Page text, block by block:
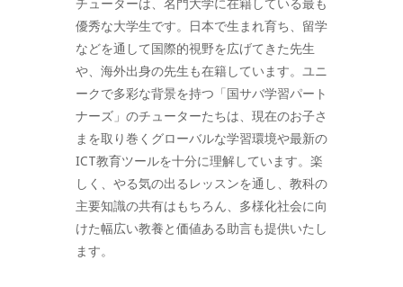
優秀な大学生です。日本で生まれ育ち、留学
などを通して国際的視野を広げてきた先生
や、海外出身の先生も在籍しています。ユニ
ークで多彩な背景を持つ「国サバ学習パート
ナーズ」のチューターたちは、現在のお子さ
まを取り巻くグローバルな学習環境や最新の
ICT教育ツールを十分に理解しています。楽
しく、やる気の出るレッスンを通し、教科の
主要知識の共有はもちろん、多様化社会に向
けた幅広い教養と価値ある助言も提供いたし
ます。